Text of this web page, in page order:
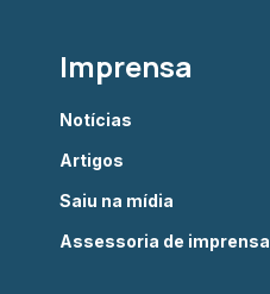
Imprensa
Notícias
Artigos
Saiu na mídia
Assessoria de imprensa